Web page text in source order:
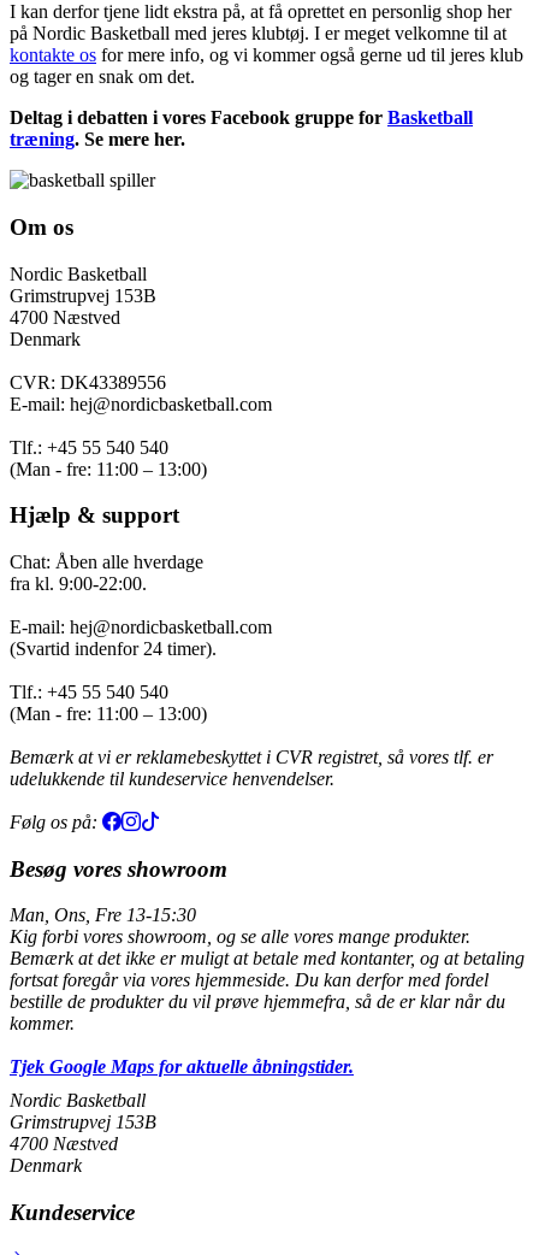
I kan derfor tjene lidt ekstra på, at få oprettet en personlig shop her
på Nordic Basketball med jeres klubtøj. I er meget velkomne til at
kontakte os for mere info, og vi kommer også gerne ud til jeres klub
og tager en snak om det.
Deltag i debatten i vores Facebook gruppe for Basketball
træning. Se mere her.
Om os
Nordic Basketball
Grimstrupvej 153B
4700 Næstved
Denmark
CVR: DK43389556
E-mail: hej@nordicbasketball.com
Tlf.: +45 55 540 540
(Man - fre: 11:00 – 13:00)
Hjælp & support
Chat: Åben alle hverdage
fra kl. 9:00-22:00.
E-mail: hej@nordicbasketball.com
(Svartid indenfor 24 timer).
Tlf.: +45 55 540 540
(Man - fre: 11:00 – 13:00)
Bemærk at vi er reklamebeskyttet i CVR registret, så vores tlf. er
udelukkende til kundeservice henvendelser.
Følg os på:
Besøg vores showroom
Man, Ons, Fre 13-15:30
Kig forbi vores showroom, og se alle vores mange produkter.
Bemærk at det ikke er muligt at betale med kontanter, og at betaling
fortsat foregår via vores hjemmeside. Du kan derfor med fordel
bestille de produkter du vil prøve hjemmefra, så de er klar når du
kommer.
Tjek Google Maps for aktuelle åbningstider.
Nordic Basketball
Grimstrupvej 153B
4700 Næstved
Denmark
Kundeservice